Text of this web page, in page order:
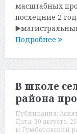
масштабных
последние 2
Подробнее
В школе
района
Публикация:
Дата: 30 августа,
в: Гумбетовский